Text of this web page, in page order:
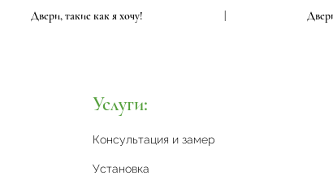
Двери, такие как я хочу!
Услуги:
Консультация и замер
Установка